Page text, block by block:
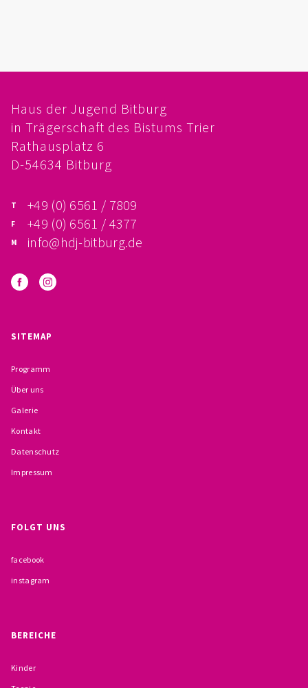
PRAKTIKUM, FSJ
PRÄVENTION
VERHALTENSKODEX FÜR HAUPTAMTLICHE
VERPFLICHTUNGSERKLÄRUNG UND
Haus der Jugend Bitburg
in Trägerschaft des Bistums Trier
Rathausplatz 6
D-54634 Bitburg
+49 (0) 6561 / 7809
+49 (0) 6561 / 4377
info@hdj-bitburg.de
SITEMAP
Programm
Über uns
Galerie
Kontakt
Datenschutz
Impressum
FOLGT UNS
facebook
instagram
BEREICHE
Kinder